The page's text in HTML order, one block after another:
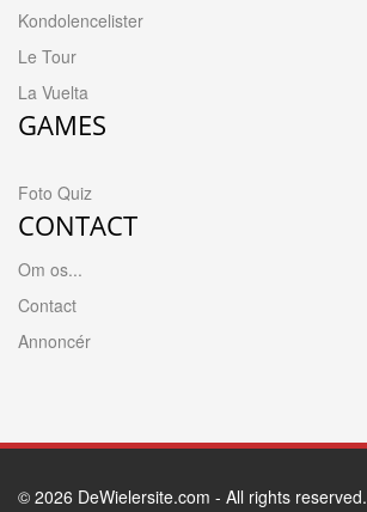
Kondolencelister
Le Tour
La Vuelta
GAMES
Foto Quiz
CONTACT
Om os...
Contact
Annoncér
© 2026 DeWielersite.com - All rights reserved.